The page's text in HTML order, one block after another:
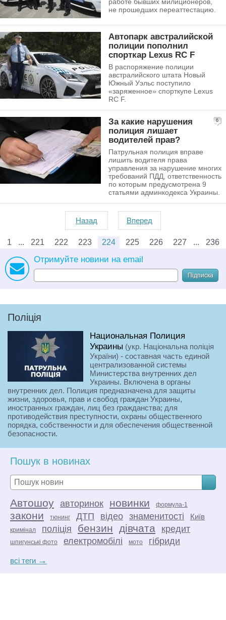
не прошедших переаттестацию.
Автопарк австралийской
полиции пополнил
спорткар Lexus RC F
В распоряжение полиции
австралийского штата Новый
Южный Уэльс поступило
«заряженное» спорткупе Lexus
RC F.
6
За какие нарушения
полиция лишает
водителей прав?
Патрульная полиция вправе
лишить водителя права
управления за нарушение многих
требований ПДД, ответственность
по которым предусмотрена 9
статьями админкодекса Украины.
Назад Вперед
1 221 222 223 224 225 226 227 236
Отримуйте новини на email
Підписка
Поліція
Национальная Полиция
Украины (укр. Національна поліція
України) - составная часть единой
централизованной системы
Министерства внутренних дел
Украины. Включена в органы
внутренних дел. Полиция предназначена для защиты
жизни, здоровья, прав и свобод граждан Украины,
иностранных граждан, лиц без гражданства; для
противодействия преступности, охраны общественного
порядка, собственности и для обеспечения общественной
безопасности.
В пределах своей компетенции руководство
Украины непосредственно или через Министра внутренних
Министерства внутренних дел и руководители
подразделений полиции.
Пошук в новинах
Автошоу авторинок новинки формула-1
закони тюнинг ДТП відео знаменитості Київ
кримінал поліція бензин дівчата кредит
шпигунські фото електромобілі мото гібриди
всі теги →